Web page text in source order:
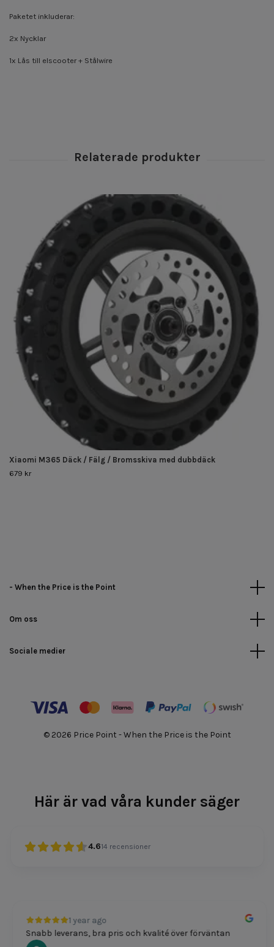
Paketet inkluderar:
2x Nycklar
1x Lås till elscooter + Stålwire
Xiaomi M365 Däck / Fälg / Bromsskiva med dubbdäck
679 kr
- When the Price is the Point
Om oss
Sociale medier
© 2026 Price Point - When the Price is the Point
Här är vad våra kunder säger
4.614 recensioner
1 year ago
Snabb leverans, bra pris och kvalité över förväntan